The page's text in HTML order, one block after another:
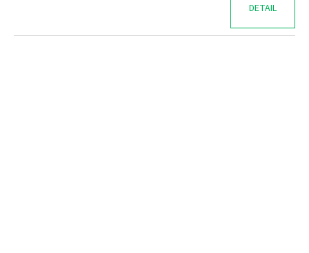
DETAIL